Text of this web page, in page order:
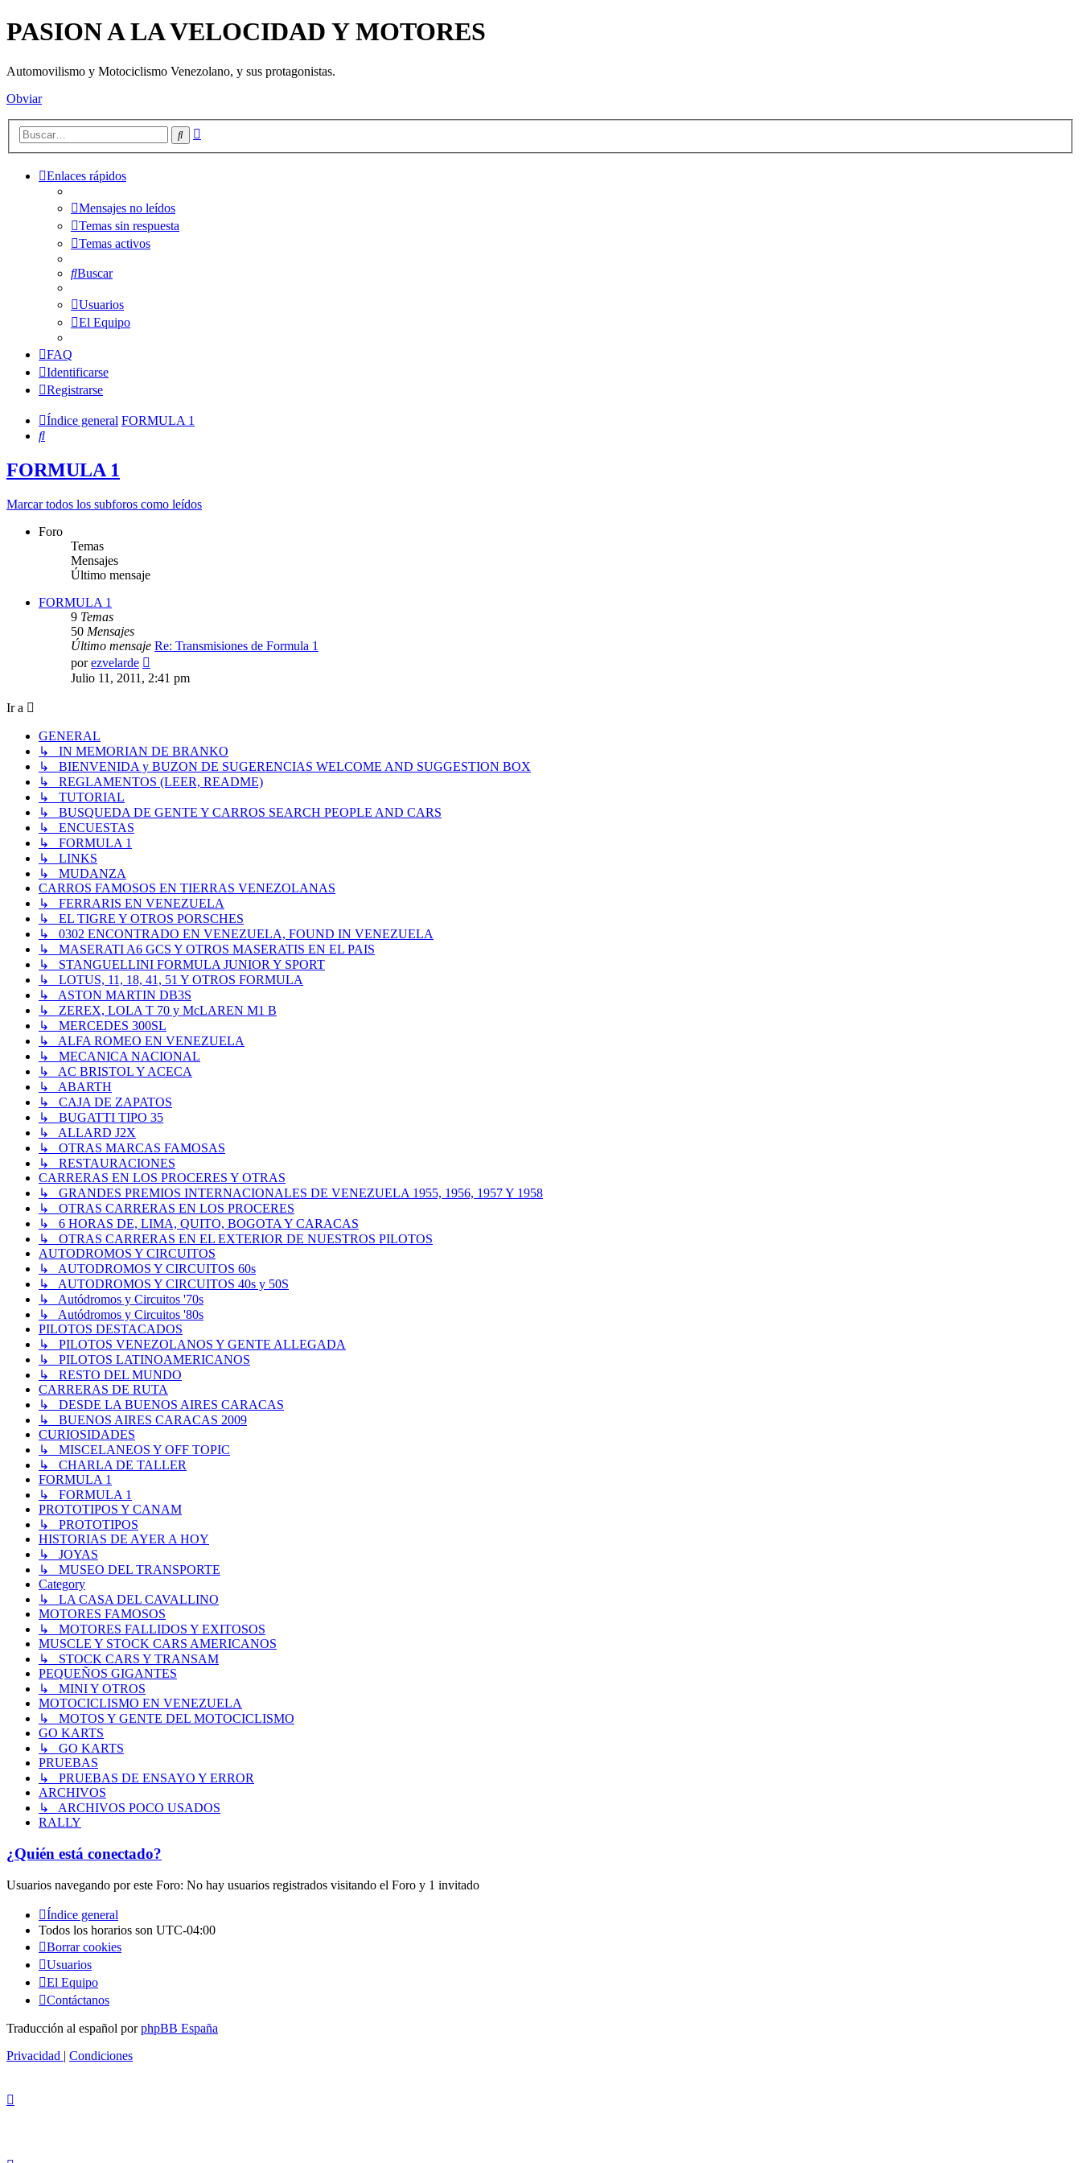
PASION A LA VELOCIDAD Y MOTORES
Automovilismo y Motociclismo Venezolano, y sus protagonistas.
Obviar
Buscar
Enlaces rápidos
Mensajes no leídos
Temas sin respuesta
Temas activos
Buscar
Usuarios
El Equipo
FAQ
Identificarse
Registrarse
Índice general FORMULA 1
Buscar
FORMULA 1
Marcar todos los subforos como leídos
Foro
Temas
Mensajes
Último mensaje
FORMULA 1
9 Temas
50 Mensajes
Último mensaje Re: Transmisiones de Formula 1
porezvelarde
último
mensaje
Julio 11, 2011, 2:41 pm
Ir a
GENERAL
↳ IN MEMORIAN DE BRANKO
↳ BIENVENIDA y BUZON DE SUGERENCIAS WELCOME AND SUGGESTION BOX
↳ REGLAMENTOS (LEER, README)
↳ TUTORIAL
↳ BUSQUEDA DE GENTE Y CARROS SEARCH PEOPLE AND CARS
↳ ENCUESTAS
↳ FORMULA 1
↳ LINKS
↳ MUDANZA
CARROS FAMOSOS EN TIERRAS VENEZOLANAS
↳ FERRARIS EN VENEZUELA
↳ EL TIGRE Y OTROS PORSCHES
↳ 0302 ENCONTRADO EN VENEZUELA, FOUND IN VENEZUELA
↳ MASERATI A6 GCS Y OTROS MASERATIS EN EL PAIS
↳ STANGUELLINI FORMULA JUNIOR Y SPORT
↳ LOTUS, 11, 18, 41, 51 Y OTROS FORMULA
↳ ASTON MARTIN DB3S
↳ ZEREX, LOLA T 70 y McLAREN M1 B
↳ MERCEDES 300SL
↳ ALFA ROMEO EN VENEZUELA
↳ MECANICA NACIONAL
↳ AC BRISTOL Y ACECA
↳ ABARTH
↳ CAJA DE ZAPATOS
↳ BUGATTI TIPO 35
↳ ALLARD J2X
↳ OTRAS MARCAS FAMOSAS
↳ RESTAURACIONES
CARRERAS EN LOS PROCERES Y OTRAS
↳ GRANDES PREMIOS INTERNACIONALES DE VENEZUELA 1955, 1956, 1957 Y 1958
↳ OTRAS CARRERAS EN LOS PROCERES
↳ 6 HORAS DE, LIMA, QUITO, BOGOTA Y CARACAS
↳ OTRAS CARRERAS EN EL EXTERIOR DE NUESTROS PILOTOS
AUTODROMOS Y CIRCUITOS
↳ AUTODROMOS Y CIRCUITOS 60s
↳ AUTODROMOS Y CIRCUITOS 40s y 50S
↳ Autódromos y Circuitos '70s
↳ Autódromos y Circuitos '80s
PILOTOS DESTACADOS
↳ PILOTOS VENEZOLANOS Y GENTE ALLEGADA
↳ PILOTOS LATINOAMERICANOS
↳ RESTO DEL MUNDO
CARRERAS DE RUTA
↳ DESDE LA BUENOS AIRES CARACAS
↳ BUENOS AIRES CARACAS 2009
CURIOSIDADES
↳ MISCELANEOS Y OFF TOPIC
↳ CHARLA DE TALLER
FORMULA 1
↳ FORMULA 1
PROTOTIPOS Y CANAM
↳ PROTOTIPOS
HISTORIAS DE AYER A HOY
↳ JOYAS
↳ MUSEO DEL TRANSPORTE
Category
↳ LA CASA DEL CAVALLINO
MOTORES FAMOSOS
↳ MOTORES FALLIDOS Y EXITOSOS
MUSCLE Y STOCK CARS AMERICANOS
↳ STOCK CARS Y TRANSAM
PEQUEÑOS GIGANTES
↳ MINI Y OTROS
MOTOCICLISMO EN VENEZUELA
↳ MOTOS Y GENTE DEL MOTOCICLISMO
GO KARTS
↳ GO KARTS
PRUEBAS
↳ PRUEBAS DE ENSAYO Y ERROR
ARCHIVOS
↳ ARCHIVOS POCO USADOS
RALLY
¿Quién está conectado?
Usuarios navegando por este Foro: No hay usuarios registrados visitando el Foro y 1 invitado
Índice general
Todos los horarios son UTC-04:00
Borrar cookies
Usuarios
El Equipo
Contáctanos
Traducción al español porphpBB España
Privacidad | Condiciones